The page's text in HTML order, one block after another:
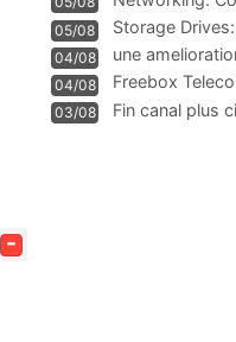
-
Information
05/08
Storage
Management
04/08
une
WIFI
04/08
Freebox
Communi
03/08 Fin canal plus